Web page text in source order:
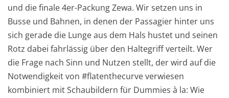
und die finale 4er-Packung Zewa. Wir setzen uns in
Busse und Bahnen, in denen der Passagier hinter uns
sich gerade die Lunge aus dem Hals hustet und seinen
Rotz dabei fahrlässig über den Haltegriff verteilt. Wer
die Frage nach Sinn und Nutzen stellt, der wird auf die
Notwendigkeit von #flatenthecurve verwiesen
kombiniert mit Schaubildern für Dummies à la: Wie